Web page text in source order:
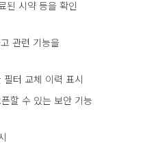
된 시약 등을 확인
관련 기능을
터 교체 이력 표시
할 수 있는 보안 기능